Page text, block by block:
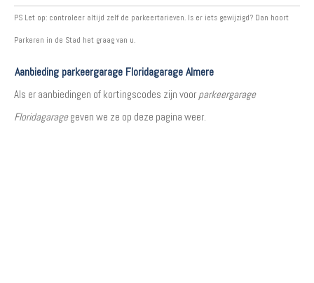
PS Let op: controleer altijd zelf de parkeertarieven. Is er iets gewijzigd? Dan hoort
Parkeren in de Stad het graag van u.
Aanbieding parkeergarage Floridagarage Almere
Als er aanbiedingen of kortingscodes zijn voor parkeergarage
Floridagaragegeven we ze op deze pagina weer.